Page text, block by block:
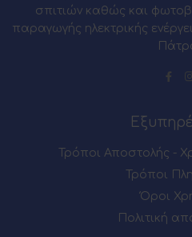
σπιτιών καθώς και
παραγωγής ηλεκτρικής
Τρόποι Αποστολής -
Τρόποι
Όροι
Πολιτική